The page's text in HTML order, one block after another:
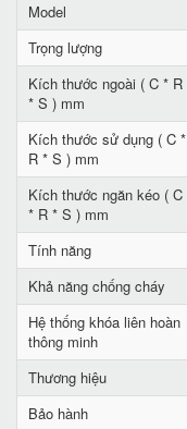
Model
Trọng lượng
Kích thước ngoài ( C * R
* S ) mm
Kích thước sử dụng ( C *
R * S ) mm
Kích thước ngăn kéo ( C
* R * S ) mm
Tính năng
Khả năng chống cháy
Hệ thống khóa liên hoàn
thông minh
Thương hiệu
Bảo hành